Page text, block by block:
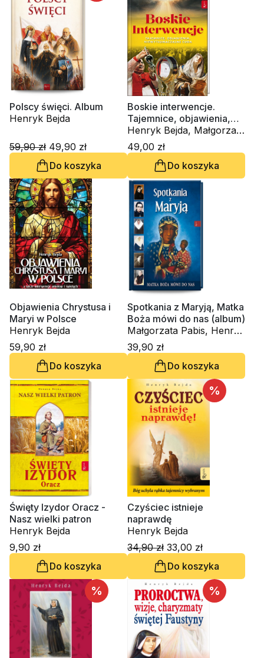
Polscy święci. Album
Henryk Bejda
59,90 zł 49,90 zł
Do koszyka
Boskie interwencje.
Tajemnice, objawienia,
niewytłumaczalne cuda
Henryk Bejda, Małgorzata
Pabis
49,00 zł
Do koszyka
Objawienia Chrystusa i
Maryi w Polsce
Henryk Bejda
59,90 zł
Do koszyka
Spotkania z Maryją, Matka
Boża mówi do nas (album)
Małgorzata Pabis, Henryk
Bejda
39,90 zł
Do koszyka
Święty Izydor Oracz -
Nasz wielki patron
Henryk Bejda
9,90 zł
Do koszyka
%
Czyściec istnieje
naprawdę
Henryk Bejda
34,90 zł 33,00 zł
Do koszyka
% %